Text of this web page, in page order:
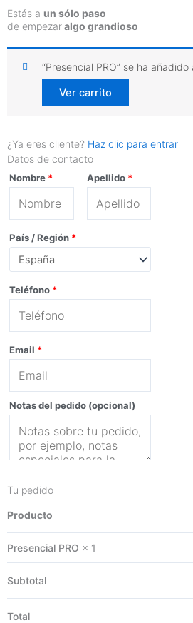
Estás a un sólo paso
de empezaralgo grandioso
“Presencial PRO” se ha
Ver carrito
¿Ya eres cliente? Haz clic para entrar
Datos de contacto
Nombre * Apellido *
País / Región *
Teléfono *
Email *
Notas del pedido (opcional)
Tu pedido
Producto
Presencial PRO × 1
Subtotal
Total